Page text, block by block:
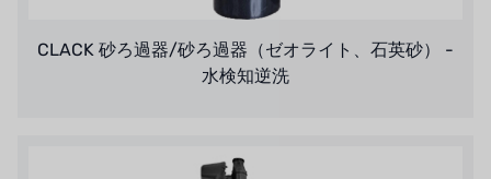
CLACK 砂ろ過器/砂ろ過器（ゼオライト、石英砂） -
水検知逆洗